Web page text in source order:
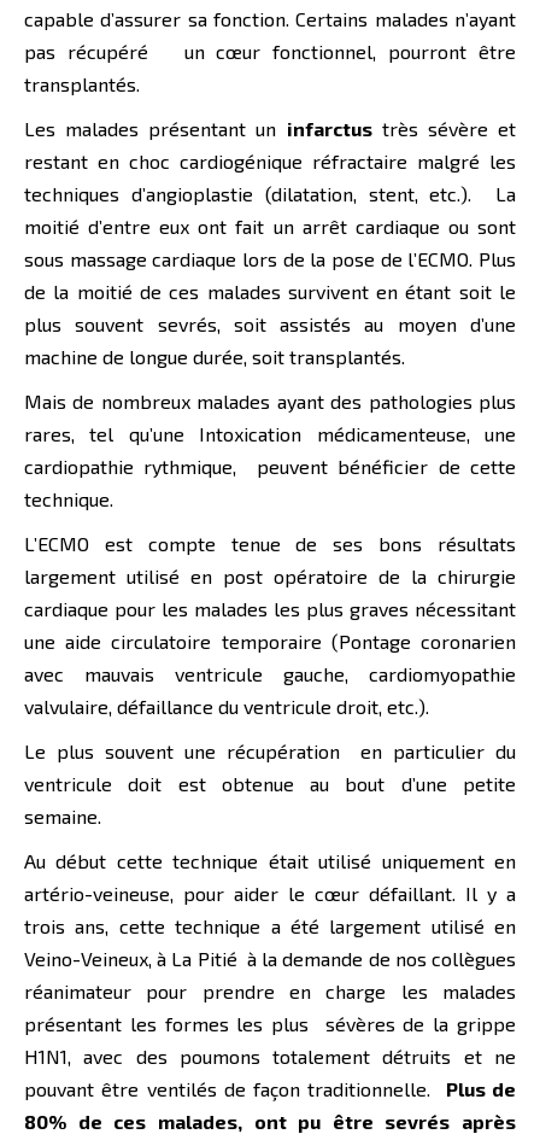
capable d’assurer sa fonction. Certains malades n’ayant
pas récupéré un cœur fonctionnel, pourront être
transplantés.
Les malades présentant un infarctustrès sévère et
restant en choc cardiogénique réfractaire malgré les
techniques d’angioplastie (dilatation, stent, etc.). La
moitié d’entre eux ont fait un arrêt cardiaque ou sont
sous massage cardiaque lors de la pose de l’ECMO. Plus
de la moitié de ces malades survivent en étant soit le
plus souvent sevrés, soit assistés au moyen d’une
machine de longue durée, soit transplantés.
Mais de nombreux malades ayant des pathologies plus
rares, tel qu’une Intoxication médicamenteuse, une
cardiopathie rythmique, peuvent bénéficier de cette
technique.
L’ECMO est compte tenue de ses bons résultats
largement utilisé en post opératoire de la chirurgie
cardiaque pour les malades les plus graves nécessitant
une aide circulatoire temporaire (Pontage coronarien
avec mauvais ventricule gauche, cardiomyopathie
valvulaire, défaillance du ventricule droit, etc.).
Le plus souvent une récupération en particulier du
ventricule doit est obtenue au bout d’une petite
semaine.
Au début cette technique était utilisé uniquement en
artério-veineuse, pour aider le cœur défaillant. Il y a
trois ans, cette technique a été largement utilisé en
Veino-Veineux, à La Pitié à la demande de nos collègues
réanimateur pour prendre en charge les malades
présentant les formes les plus sévères de la grippe
H1N1, avec des poumons totalement détruits et ne
pouvant être ventilés de façon traditionnelle. Plus de
80% de ces malades, ont pu être sevrés après